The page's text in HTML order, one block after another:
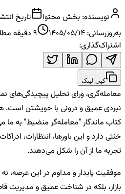
نویسنده: بخش محتوا تاریخ
به‌روزرسانی: 1405/05/14
9 دقیقه
اشتراک‌گذاری:
کپی لینک
معامله‌گری، ورای تحلیل پیچیدگی‌های
نبردی عمیق و درونی با خویشتن است.
کتاب ماندگار "معامله‌گر منضبط" به ما
خنثی دارد و این باورها، انتظارات،
تجربه ما از آن را شکل می‌دهند.
موفقیت پایدار و مداوم در این عرصه،
بازار، بلکه در شناخت عمیق و مدیریت